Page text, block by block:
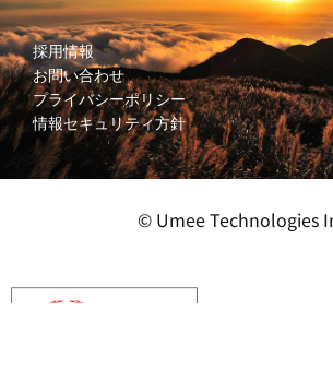
採用情報
お問い合わせ
プライバシーポリシー
情報セキュリティ方針
© Umee Technologies